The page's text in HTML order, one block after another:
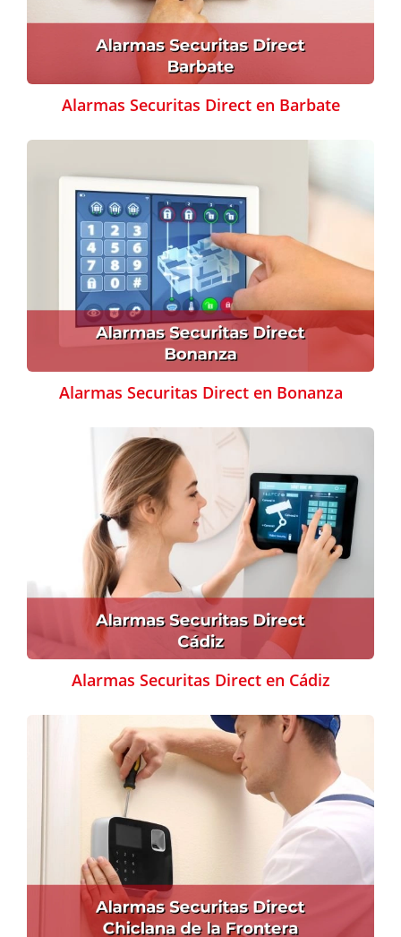
Alarmas Securitas Direct en Barbate
Alarmas Securitas Direct en Bonanza
Alarmas Securitas Direct en Cádiz